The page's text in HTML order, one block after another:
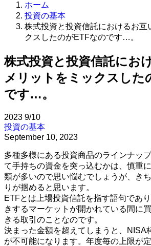
ホーム
投資の基本
株式投資と投資信託におけるお互
クスしたのがETFなのです…。
株式投資と投資信託にお
メリットをミックスした
です…。
2023 9/10
投資の基本
September 10, 2023
多種多様にある投資商品のラインナッ
て手持ちの資金を突っ込むかは、慎重
類が多いので思い悩むでしょうが、き
りが掴めると思います。
ETFとは上場投資信託を指す語句であ
きするマーケットが開かれている間に
きる取引のことなのです。
決まった金額を超えてしまうと、NISA
が不可能になります。年度毎の上限が